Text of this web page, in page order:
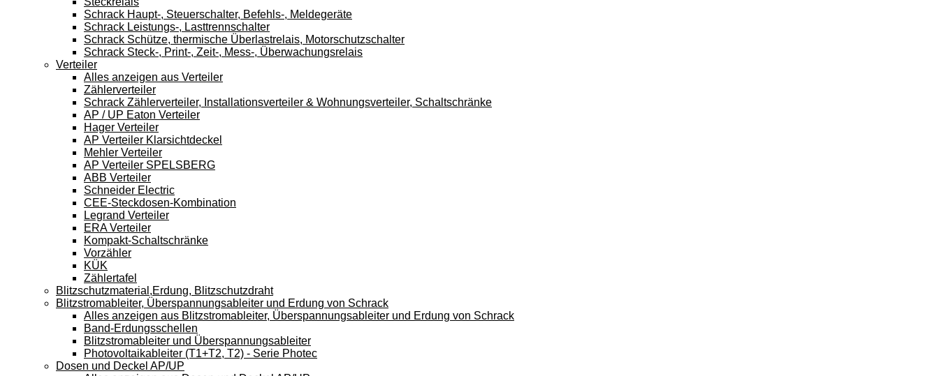
Schrack Haupt-, Steuerschalter, Befehls-, Meldegeräte
Schrack Leistungs-, Lasttrennschalter
Schrack Schütze, thermische Überlastrelais, Motorschutzschalter
Schrack Steck-, Print-, Zeit-, Mess-, Überwachungsrelais
Verteiler
Alles anzeigen aus Verteiler
Zählerverteiler
Schrack Zählerverteiler, Installationsverteiler & Wohnungsverteiler, Schaltschränke
AP / UP Eaton Verteiler
Hager Verteiler
AP Verteiler Klarsichtdeckel
Mehler Verteiler
AP Verteiler SPELSBERG
ABB Verteiler
Schneider Electric
CEE-Steckdosen-Kombination
Legrand Verteiler
ERA Verteiler
Kompakt-Schaltschränke
Vorzähler
KÜK
Zählertafel
Blitzschutzmaterial,Erdung, Blitzschutzdraht
Blitzstromableiter, Überspannungsableiter und Erdung von Schrack
Alles anzeigen aus Blitzstromableiter, Überspannungsableiter und Erdung von Schrack
Band-Erdungsschellen
Blitzstromableiter und Überspannungsableiter
Photovoltaikableiter (T1+T2, T2) - Serie Photec
Dosen und Deckel AP/UP